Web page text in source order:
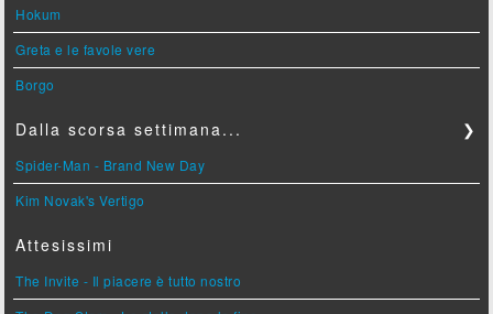
Hokum
Greta e le favole vere
Borgo
Dalla scorsa settimana... ❯
Spider-Man - Brand New Day
Kim Novak's Vertigo
Attesissimi
The Invite - Il piacere è tutto nostro